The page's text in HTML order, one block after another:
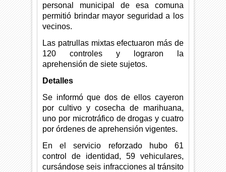
personal municipal de esa comuna
permitió brindar mayor seguridad a los
vecinos.
Las patrullas mixtas efectuaron más de
120 controles y lograron la
aprehensión de siete sujetos.
Detalles
Se informó que dos de ellos cayeron
por cultivo y cosecha de marihuana,
uno por microtráfico de drogas y cuatro
por órdenes de aprehensión vigentes.
En el servicio reforzado hubo 61
control de identidad, 59 vehiculares,
cursándose seis infracciones al tránsito